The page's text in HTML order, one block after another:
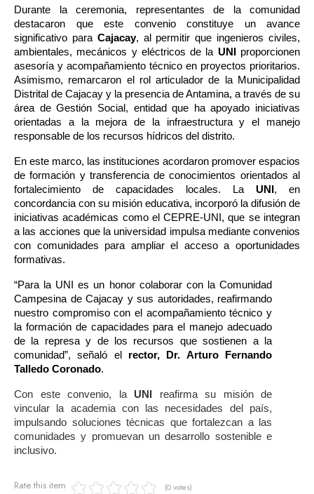
Durante la ceremonia, representantes de la comunidad
destacaron que este convenio constituye un avance
significativo para Cajacay, al permitir que ingenieros civiles,
ambientales, mecánicos y eléctricos de la UNI proporcionen
asesoría y acompañamiento técnico en proyectos prioritarios.
Asimismo, remarcaron el rol articulador de la Municipalidad
Distrital de Cajacay y la presencia de Antamina, a través de su
área de Gestión Social, entidad que ha apoyado iniciativas
orientadas a la mejora de la infraestructura y el manejo
responsable de los recursos hídricos del distrito.
En este marco, las instituciones acordaron promover espacios
de formación y transferencia de conocimientos orientados al
fortalecimiento de capacidades locales. La UNI , en
concordancia con su misión educativa, incorporó la difusión de
iniciativas académicas como el CEPRE-UNI, que se integran
a las acciones que la universidad impulsa mediante convenios
con comunidades para ampliar el acceso a oportunidades
formativas.
“Para la UNI es un honor colaborar con la Comunidad
Campesina de Cajacay y sus autoridades, reafirmando
nuestro compromiso con el acompañamiento técnico y
la formación de capacidades para el manejo adecuado
de la represa y de los recursos que sostienen a la
comunidad”, señaló el rector, Dr. Arturo Fernando
Talledo Coronado.
Con este convenio, la UNI reafirma su misión de
vincular la academia con las necesidades del país,
impulsando soluciones técnicas que fortalezcan a las
comunidades y promuevan un desarrollo sostenible e
inclusivo.
Rate this item (0 votes)